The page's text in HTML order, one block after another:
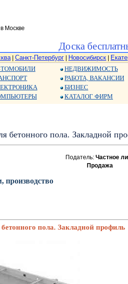
Доска
| Санкт-Петербург Новосибирск
НЕДВИЖИМОСТЬ
РАБОТА, ВАКАНСИИ
БИЗНЕС
КАТАЛОГ ФИРМ
бетонного пола. Закладной
Податель: Частное
Продажа
пола. Закладной профиль